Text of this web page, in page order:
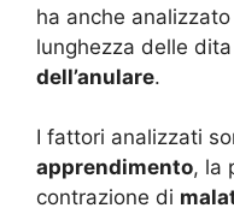
ha anche
lunghezza delle
dell’anulare.
I fattori analizzati
apprendimento, la
contrazione di